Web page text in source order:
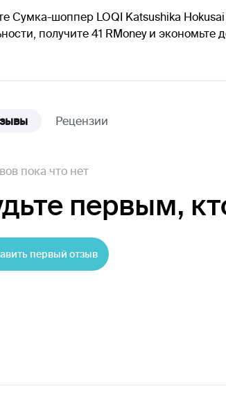
Сумка-шоппер LOQI Katsushika
получите 41 RMoney и
Рецензии
пока что нет
первым,
первый отзыв